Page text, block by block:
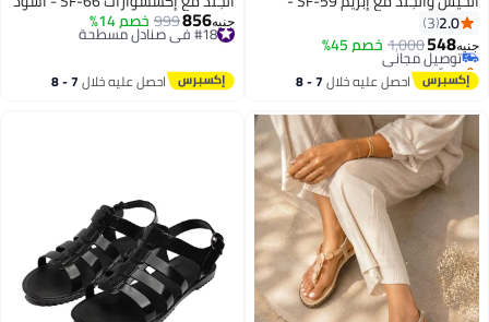
4
أسود
2.0
3
جنيه548
1,000خصم 45% توصيل مجاني
بتخلّص بسرعة
توصيل مجانياحصل عليه خلال 7 - 8
جنيه856
999 خصم 14% #18 في صنادل مسطحة
توصيل مجاني
احصل عليه خلال 7 - 8